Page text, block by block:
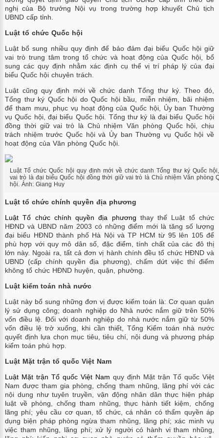
nghị của Bộ trưởng Nội vụ trong trường hợp khuyết Chủ tịch
UBND cấp tỉnh.
Luật tổ chức Quốc hội
Luật bổ sung nhiều quy định để bảo đảm đại biểu Quốc hội giữ
vai trò trung tâm trong tổ chức và hoạt động của Quốc hội, bổ
sung các quy định nhằm xác định cụ thể vị trí pháp lý của đại
biểu Quốc hội chuyên trách.
Luật cũng quy định mới về chức danh Tổng thư ký. Theo đó,
Tổng thư ký Quốc hội do Quốc hội bầu, miễn nhiệm, bãi nhiệm
để tham mưu, phục vụ hoạt động của Quốc hội, Ủy ban Thường
vụ Quốc hội, đại biểu Quốc hội. Tổng thư ký là đại biểu Quốc hội
đồng thời giữ vai trò là Chủ nhiệm Văn phòng Quốc hội, chịu
trách nhiệm trước Quốc hội và Ủy ban Thường vụ Quốc hội về
hoạt động của Văn phòng Quốc hội.
Luật Tổ chức Quốc hội quy định mới về chức danh Tổng thư ký Quốc
vai trò là đại biểu Quốc hội đồng thời giữ vai trò là Chủ nhiệm Văn phòng
hội. Ảnh: Giang Huy
Luật tổ chức chính quyền địa phương
Luật Tổ chức chính quyền địa phương thay thế Luật tổ chức
HĐND và UBND năm 2003 có những điểm mới là tăng số lượng
đại biểu HĐND thành phố Hà Nội và TP HCM từ 95 lên 105 để
phù hợp với quy mô dân số, đặc điểm, tính chất của các đô thị
lớn này. Ngoài ra, tất cả đơn vị hành chính đều tổ chức HĐND và
UBND (cấp chính quyền địa phương), chấm dứt việc thí điểm
không tổ chức HĐND huyện, quận, phường.
Luật kiểm toán nhà nước
Luật này bổ sung những đơn vị được kiểm toán là: Cơ quan quản
lý sử dụng công; doanh nghiệp do Nhà nước nắm giữ trên 50%
vốn điều lệ. Đối với doanh nghiệp do nhà nước nắm giữ từ 50%
vốn điều lệ trở xuống, khi cần thiết, Tổng Kiểm toán nhà nước
quyết định lựa chọn mục tiêu, tiêu chí, nội dung và phương pháp
kiểm toán phù hợp.
Luật Mặt trận tổ quốc Việt Nam
Luật Mặt trận Tổ quốc Việt Nam quy định Mặt trận Tổ quốc Việt
Nam được tham gia phòng, chống tham nhũng, lãng phí với các
nội dung như tuyên truyền, vận động nhân dân thực hiện pháp
luật về phòng, chống tham nhũng, thực hành tiết kiệm, chống
lãng phí; yêu cầu cơ quan, tổ chức, cá nhân có thẩm quyền áp
dụng biện pháp phòng ngừa tham nhũng, lãng phí; xác minh vụ
việc tham nhũng, lãng phí; xử lý người có hành vi tham nhũng,